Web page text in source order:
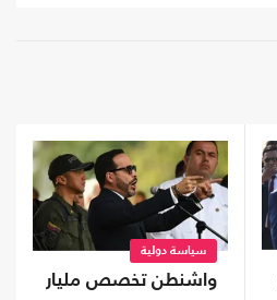
سياسة دولية
واشنطن تخصص مليار